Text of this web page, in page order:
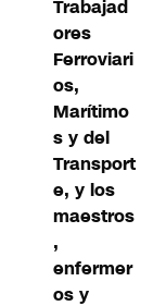
Trabajad
ores
Ferroviari
os,
Marítimo
s y del
Transport
e, y los
maestros
,
enfermer
os y